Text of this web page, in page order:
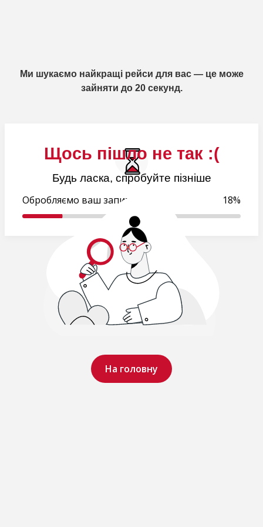
Щось пішло не так :(
Будь ласка, спробуйте пізніше
На головну
Ми шукаємо найкращі рейси для вас — це може
зайняти до 20 секунд.
Обробляємо ваш запит.. 19%